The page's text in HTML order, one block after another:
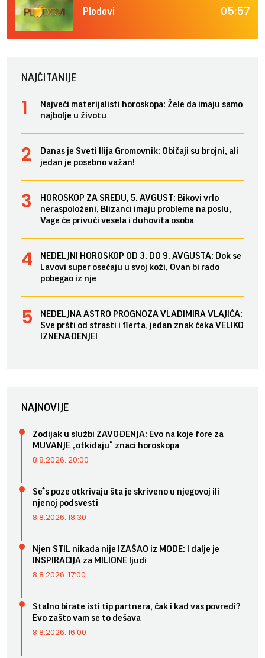
Plodovi 05:57
NAJČITANIJE
Najveći materijalisti horoskopa: Žele da imaju samo
najbolje u životu
Danas je Sveti Ilija Gromovnik: Običaji su brojni, ali
jedan je posebno važan!
HOROSKOP ZA SREDU, 5. AVGUST: Bikovi vrlo
neraspoloženi, Blizanci imaju probleme na poslu,
Vage će privući vesela i duhovita osoba
NEDELJNI HOROSKOP OD 3. DO 9. AVGUSTA: Dok se
Lavovi super osećaju u svoj koži, Ovan bi rado
pobegao iz nje
NEDELJNA ASTRO PROGNOZA VLADIMIRA VLAJIĆA:
Sve pršti od strasti i flerta, jedan znak čeka VELIKO
IZNENAĐENJE!
NAJNOVIJE
Zodijak u službi ZAVOĐENJA: Evo na koje fore za
MUVANJE „otkidaju“ znaci horoskopa
8.8.2026. 20:00
Se*s poze otkrivaju šta je skriveno u njegovoj ili
njenoj podsvesti
8.8.2026. 18:30
Njen STIL nikada nije IZAŠAO iz MODE: I dalje je
INSPIRACIJA za MILIONE ljudi
8.8.2026. 17:00
Stalno birate isti tip partnera, čak i kad vas povredi?
Evo zašto vam se to dešava
8.8.2026. 16:00